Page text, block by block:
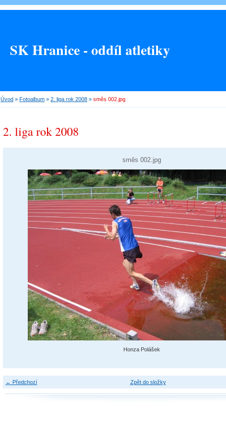
SK Hranice - oddíl atletiky
Úvod » Fotoalbum » 2. liga rok 2008 » směs 002.jpg
2. liga rok 2008
směs 002.jpg
Honza Polášek
← Předchozí Zpět do složky